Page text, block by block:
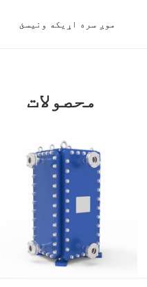
موږ سره اړیکه ونیسئ
محصولات